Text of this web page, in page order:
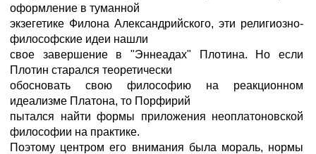
оформление в туманной
экзегетике Филона Александрийского, эти религиозно-
философские идеи нашли
свое завершение в "Эннеадах" Плотина. Но если
Плотин старался теоретически
обосновать свою философию на реакционном
идеализме Платона, то Порфирий
пытался найти формы приложения неоплатоновской
философии на практике.
Поэтому центром его внимания была мораль, нормы